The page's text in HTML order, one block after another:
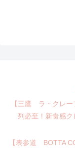
【三鷹 ラ・クレー
列必至！新食感ク
【表参道 BOTTA